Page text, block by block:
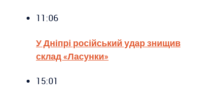
11:06
У Дніпрі російський удар знищив
склад «Ласунки»
15:01